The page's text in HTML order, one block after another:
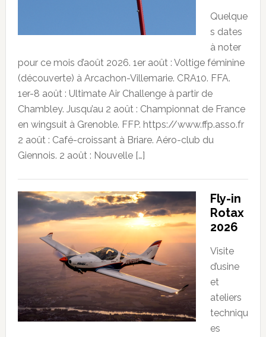
Quelque
s dates
à noter
pour ce mois d’août 2026. 1er août : Voltige féminine
(découverte) à Arcachon-Villemarie. CRA10. FFA.
1er-8 août : Ultimate Air Challenge à partir de
Chambley. Jusqu’au 2 août : Championnat de France
en wingsuit à Grenoble. FFP. https://www.ffp.asso.fr
2 août : Café-croissant à Briare. Aéro-club du
Giennois. 2 août : Nouvelle […]
Fly-in
Rotax
2026
Visite
d’usine
et
ateliers
techniqu
es